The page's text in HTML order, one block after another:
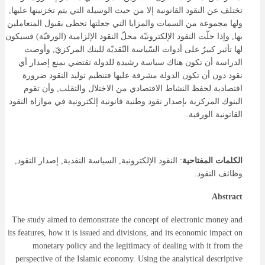
تختلف عن النقود القانونية إلا من حيث الوسيلة التي يتم تخزنينها عليها,
ولها مجموعة من السمات والمزايا التي جعلتها تحظى بقبول المتعاملين
بها, وإذا حلّت النقود الإلكترونيّة محلّ النقود الإلزامية (الورقيّة) فسيكون
لها تأثير كبيرٌ على أدوات السّياسة النّقديّة للبنك المركزيّ, وأوصت
الدراسة أن تكون هناك سياسة رشيدة للدولة تقتضي بمنع إصدار أي
نقود دون أن تكون الدولة مشرفة عليها فتنظيم توليد النقود ضرورة
اقتصادية لحفظ النشاط الاقتصادي من الاختلال والتقلب, وأن تقوم
البنوك المركزية بإصدار نقود وطنية قانونية إلكترونية في موازاة النقود
القانونية الورقية.
الكلمات المفتاحية: النقود الإلكترونية, السياسة النقدية, إصدار النقود,
وظائف النقود.
Abstract
The study aimed to demonstrate the concept of electronic money and
its features, how it is issued and divisions, and its economic impact on
monetary policy and the legitimacy of dealing with it from the
perspective of the Islamic economy. Using the analytical descriptive